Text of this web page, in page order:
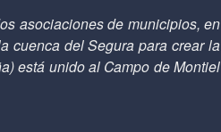
asociaciones de municipios, en
cuenca del Segura para crear la
está unido al Campo de Montiel